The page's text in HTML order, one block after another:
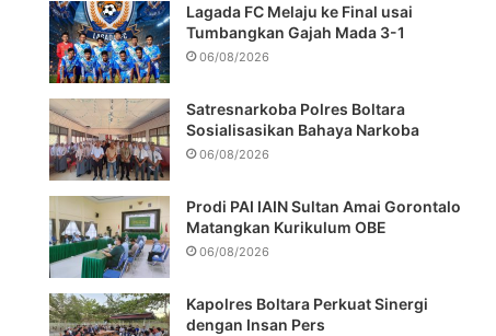
Lagada FC Melaju ke Final usai
Tumbangkan Gajah Mada 3-1
06/08/2026
Satresnarkoba Polres Boltara
Sosialisasikan Bahaya Narkoba
06/08/2026
Prodi PAI IAIN Sultan Amai Gorontalo
Matangkan Kurikulum OBE
06/08/2026
Kapolres Boltara Perkuat Sinergi
dengan Insan Pers